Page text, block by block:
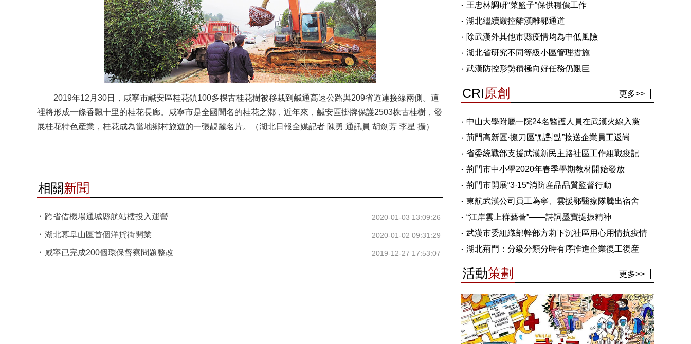
2019年12月30日，咸寧市鹹安區桂花鎮100多棵古桂花樹被移栽到鹹通高速公路與209省道連接線兩側。這
裡將形成一條香飄十里的桂花長廊。咸寧市是全國聞名的桂花之鄉，近年來，鹹安區掛牌保護2503株古桂樹，發
展桂花特色産業，桂花成為當地鄉村旅遊的一張靚麗名片。（湖北日報全媒記者 陳勇 通訊員 胡劍芳 李星 攝）
相關新聞
跨省借機場通城縣航站樓投入運營 2020-01-03 13:09:26
湖北幕阜山區首個洋貨街開業 2020-01-02 09:31:29
咸寧已完成200個環保督察問題整改 2019-12-27 17:53:07
王忠林調研“菜籃子”保供穩價工作
湖北繼續嚴控離漢離鄂通道
除武漢外其他市縣疫情均為中低風險
湖北省研究不同等級小區管理措施
武漢防控形勢積極向好任務仍艱巨
CRI原創 更多>>
中山大學附屬一院24名醫護人員在武漢火線入黨
荊門高新區·掇刀區“點對點”接送企業員工返崗
省委統戰部支援武漢新民主路社區工作組戰疫記
荊門市中小學2020年春季學期教材開始發放
荊門市開展“3·15”消防産品品質監督行動
東航武漢公司員工為寧、雲援鄂醫療隊騰出宿舍
“江岸雲上群藝薈”——詩詞墨寶提振精神
武漢市委組織部幹部方莉下沉社區用心用情抗疫情
湖北荊門：分級分類分時有序推進企業復工復産
活動策劃 更多>>